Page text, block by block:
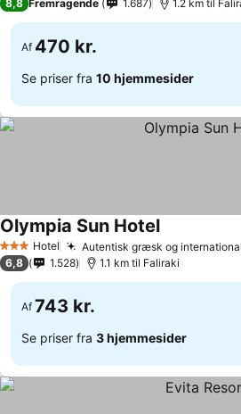
8,8 Fremragende 1.687 1.2 km til
Af 470 kr.
Se priser fra 10 hjemmesider
3 StjernerHotel Autentisk græsk og
Olympia Sun Hotel
6,8 1.528 1.1 km til Faliraki
Af 743 kr.
Se priser fra 3 hjemmesider